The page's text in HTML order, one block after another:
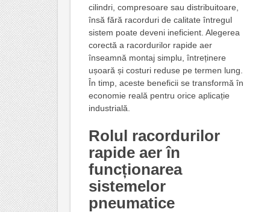
cilindri, compresoare sau distribuitoare,
însă fără racorduri de calitate întregul
sistem poate deveni ineficient. Alegerea
corectă a racordurilor rapide aer
înseamnă montaj simplu, întreținere
ușoară și costuri reduse pe termen lung.
În timp, aceste beneficii se transformă în
economie reală pentru orice aplicație
industrială.
Rolul racordurilor
rapide aer în
funcționarea
sistemelor
pneumatice